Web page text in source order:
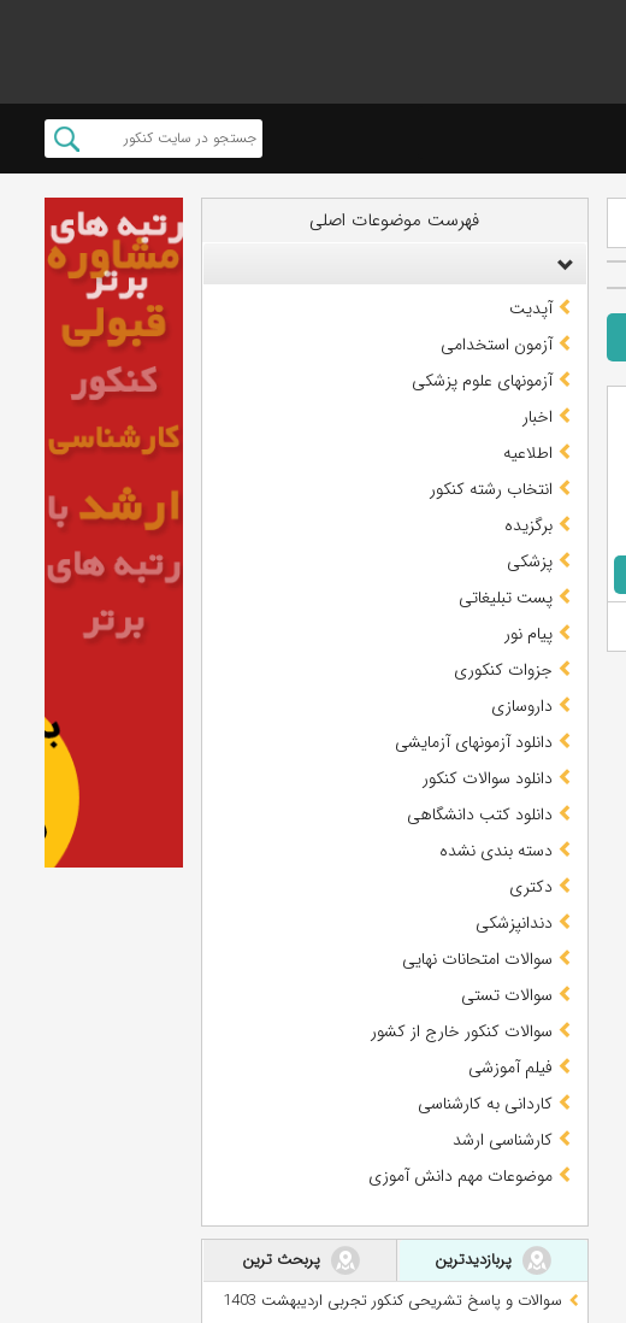
فهرست موضوعات اصلی
آپدیت
آزمون استخدامی
آزمونهای علوم پزشکی
اخبار
اطلاعیه
انتخاب رشته کنکور
برگزیده
پزشکی
پست تبلیغاتی
پیام نور
جزوات کنکوری
داروسازی
دانلود آزمونهای آزمایشی
دانلود سوالات کنکور
دانلود کتب دانشگاهی
دسته بندی نشده
دکتری
دندانپزشکی
سوالات امتحانات نهایی
سوالات تستی
سوالات کنکور خارج از کشور
فیلم آموزشی
کاردانی به کارشناسی
کارشناسی ارشد
موضوعات مهم دانش آموزی
پربازدیدترین
پربحث ترین
سوالات و پاسخ تشریحی کنکور تجربی اردیبهشت 1403